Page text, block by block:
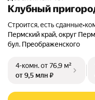
Клубный
Строится, есть сданные•
Пермский край, округ
бул. Преображенского
4-комн.от 76,9 м²
от 9,5 млн ₽